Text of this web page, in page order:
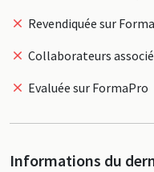
Revendiquée sur
Collaborateurs
Evaluée sur FormaPro
Informations du